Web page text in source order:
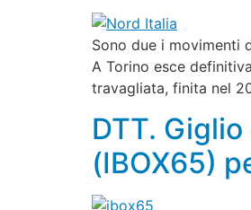
Sono due i movimenti
A Torino esce
travagliata, finita nel
DTT.
(IBOX65)